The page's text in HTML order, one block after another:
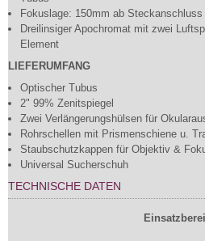
Fokuslage: 150mm ab Steckanschluss
Dreilinsiger Apochromat mit zwei
Element
LIEFERUMFANG
Optischer Tubus
2" 99% Zenitspiegel
Zwei Verlängerungshülsen für
Rohrschellen mit Prismenschiene u.
Staubschutzkappen für Objektiv &
Universal Sucherschuh
TECHNISCHE DATEN